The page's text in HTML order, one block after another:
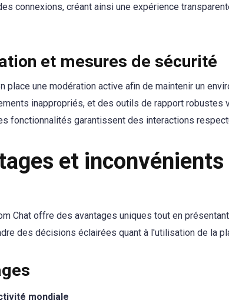
connexions, créant ainsi une expérience
et mesures de sécurité
place une modération active afin de maintenir un
inappropriés, et des outils de rapport robustes
fonctionnalités garantissent des interactions
et inconvénients
Chat offre des avantages uniques tout en
des décisions éclairées quant à l'utilisation de la
mondiale